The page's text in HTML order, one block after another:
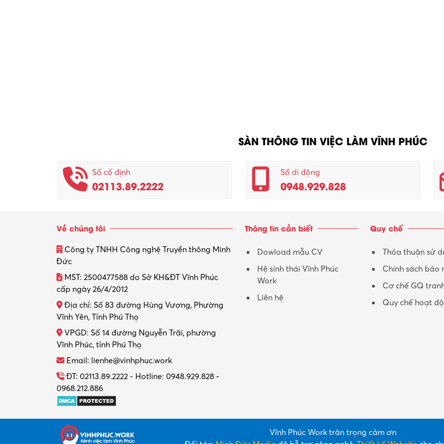
SÀN THÔNG TIN VIỆC LÀM VĨNH PHÚC
Số cố định
02113.89.2222
Số di động
0948.929.828
Về chúng tôi
Công ty TNHH Công nghệ Truyền thông Minh
Đức
MST: 2500477588 do Sở KH&ĐT Vĩnh Phúc
cấp ngày 26/4/2012
Địa chỉ: Số 83 đường Hùng Vương, Phường
Vĩnh Yên, Tỉnh Phú Thọ
VPGD: Số 14 đường Nguyễn Trãi, phường
Vĩnh Phúc, tỉnh Phú Thọ
Email: lienhe@vinhphuc.work
ĐT: 02113.89.2222 - Hotline: 0948.929.828 -
0968.212.886
Thông tin cần biết
Dowload mẫu CV
Hệ sinh thái Vĩnh Phúc
Work
Liên hệ
Quy chế
Thỏa thuận sử
Chính sách bảo
Cơ chế GQ
Quy chế hoạt
Vĩnh Phúc Work trân trọng cảm ơn